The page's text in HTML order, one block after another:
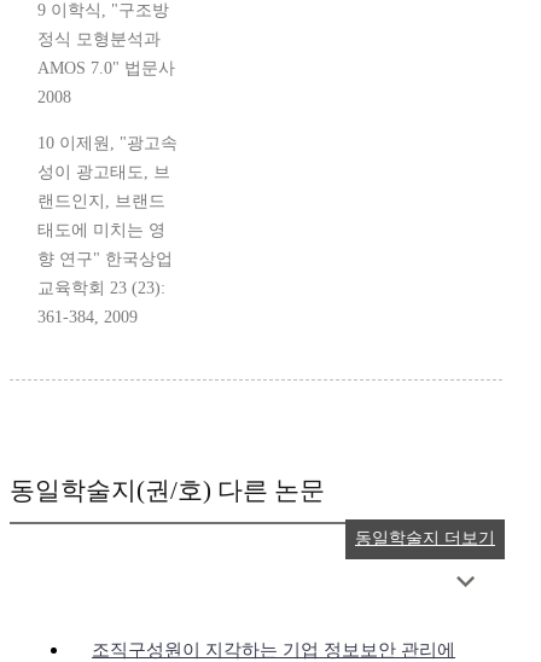
9 이학식, "구조방
정식 모형분석과
AMOS 7.0" 법문사
2008
10 이제원, "광고속
성이 광고태도, 브
랜드인지, 브랜드
태도에 미치는 영
향 연구" 한국상업
교육학회 23 (23):
361-384, 2009
동일학술지(권/호) 다른 논문
조직구성원이 지각하는 기업 정보보안 관리에
동일학술지 더보기